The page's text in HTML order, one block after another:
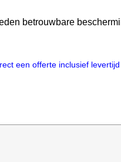
betrouwbare
een offerte inclusief